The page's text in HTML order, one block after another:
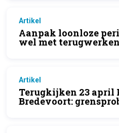
Artikel
Aanpak loonloze
wel met
Artikel
Terugkijken 23 april
Bredevoort: